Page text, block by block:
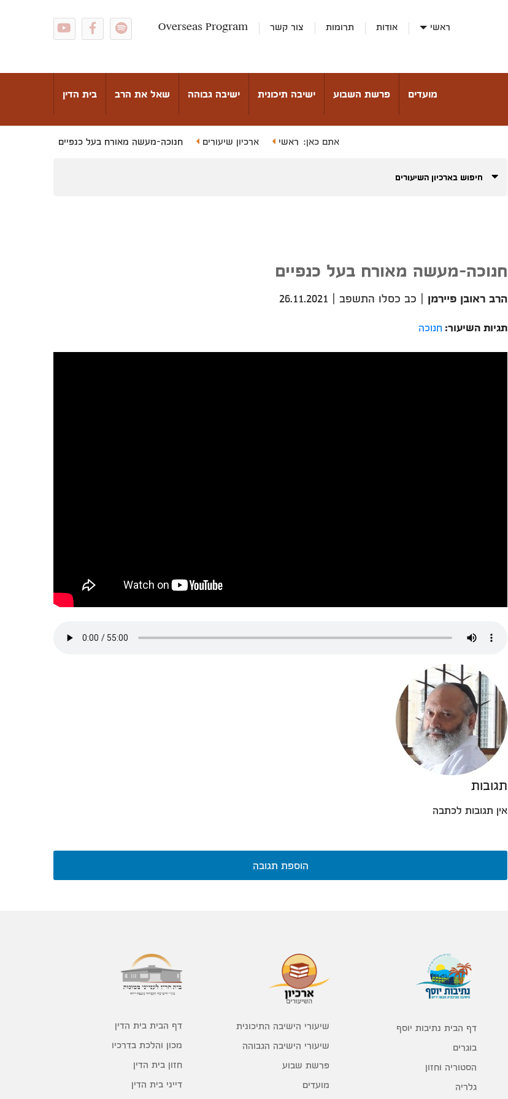
ראשי אודות תרומות צור קשר Overseas Program
מועדים פרשת השבוע ישיבה תיכונית ישיבה גבוהה שאל את הרב בית הדין
אתם כאן: ראשי ארכיון שיעורים חנוכה-מעשה מאורח בעל כנפיים
חיפוש בארכיון השיעורים
חנוכה-מעשה מאורח בעל כנפיים
הרב ראובן פיירמן | כב כסלו התשפב |
26.11.2021
תגיות השיעור: חנוכה
תגובות
אין תגובות לכתבה
הוספת תגובה
דף הבית נתיבות יוסף
בוגרים
הסטוריה וחזון
גלריה
שיעורי הישיבה התיכונית
שיעורי הישיבה הגבוהה
פרשת שבוע
מועדים
דף הבית בית הדין
מכון והלכת בדרכיו
חזון בית הדין
דייני בית הדין